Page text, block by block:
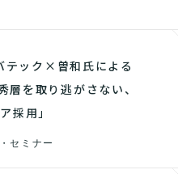
テック×曽和氏による
層を取り逃がさない、
採用」
セミナー